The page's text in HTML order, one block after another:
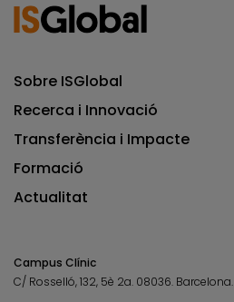
Sobre ISGlobal
Recerca i Innovació
Transferència i Impacte
Formació
Actualitat
Campus Clínic
C/ Rosselló, 132, 5è 2a. 08036. Barcelona.